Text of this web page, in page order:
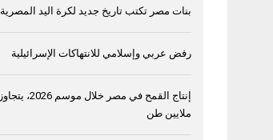
بنات مصر تكتب تاريخ جديد لكرة اليد المصرية
رفض عربي وإسلامي للانتهاكات الإسرائيلية
ملايين طن